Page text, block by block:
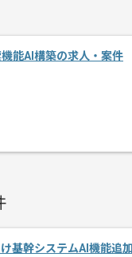
能AI構築の求人・案件
基幹システムAI機能追